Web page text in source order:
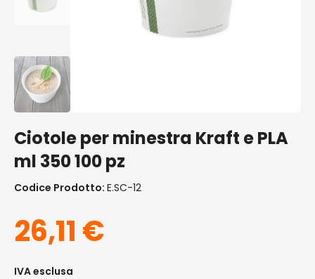
Ciotole per minestra Kraft e PLA
ml 350 100 pz
Codice Prodotto: E.SC-12
26,11 €
IVA esclusa